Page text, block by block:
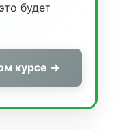
будет
курсе →